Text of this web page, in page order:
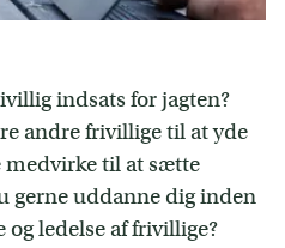
indsats for jagten?
andre frivillige til at yde
medvirke til at sætte
gerne uddanne dig inden
ledelse af frivillige?